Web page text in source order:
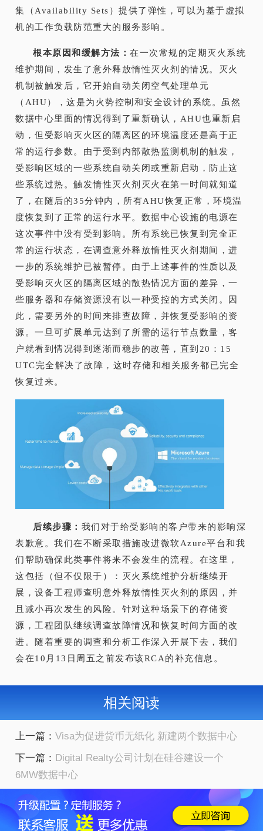
集（Availability Sets）提供了弹性，可以为基于虚拟
机的工作负载防范重大的服务影响。
根本原因和缓解方法：在一次常规的定期灭火系统
维护期间，发生了意外释放惰性灭火剂的情况。灭火
机制被触发后，它开始自动关闭空气处理单元
（AHU），这是为火势控制和安全设计的系统。虽然
数据中心里面的情况得到了重新确认，AHU也重新启
动，但受影响灭火区的隔离区的环境温度还是高于正
常的运行参数。由于受到内部散热监测机制的触发，
受影响区域的一些系统自动关闭或重新启动，防止这
些系统过热。触发惰性灭火剂灭火在第一时间就知道
了，在随后的35分钟内，所有AHU恢复正常，环境温
度恢复到了正常的运行水平。数据中心设施的电源在
这次事件中没有受到影响。所有系统已恢复到完全正
常的运行状态，在调查意外释放惰性灭火剂期间，进
一步的系统维护已被暂停。由于上述事件的性质以及
受影响灭火区的隔离区域的散热情况方面的差异，一
些服务器和存储资源没有以一种受控的方式关闭。因
此，需要另外的时间来排查故障，并恢复受影响的资
源。一旦可扩展单元达到了所需的运行节点数量，客
户就看到情况得到逐渐而稳步的改善，直到20：15
UTC完全解决了故障，这时存储和相关服务都已完全
恢复过来。
后续步骤： 我们对于给受影响的客户带来的影响深
表歉意。我们在不断采取措施改进微软Azure平台和我
们帮助确保此类事件将来不会发生的流程。在这里，
这包括（但不仅限于）：灭火系统维护分析继续开
展，设备工程师查明意外释放惰性灭火剂的原因，并
且减小再次发生的风险。针对这种场景下的存储资
源，工程团队继续调查故障情况和恢复时间方面的改
进。随着重要的调查和分析工作深入开展下去，我们
会在10月13日周五之前发布该RCA的补充信息。
相关阅读
上一篇：Visa为促进货币无纸化 新建两个数据中心
下一篇： Digital Realty公司计划在硅谷建设一个
6MW数据中心